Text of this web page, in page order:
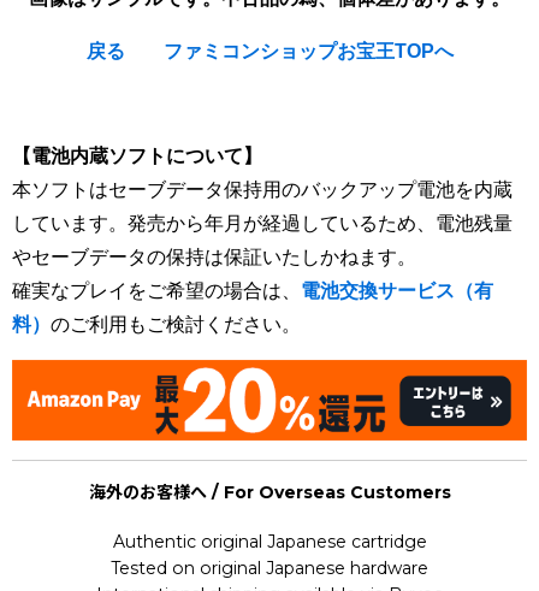
戻る ファミコンショップお宝王TOPへ
【電池内蔵ソフトについて】
本ソフトはセーブデータ保持用のバックアップ電池を内蔵
しています。発売から年月が経過しているため、電池残量
やセーブデータの保持は保証いたしかねます。
確実なプレイをご希望の場合は、 電池交換サービス（有
料） のご利用もご検討ください。
海外のお客様へ / For Overseas Customers
Authentic original Japanese cartridge
Tested on original Japanese hardware